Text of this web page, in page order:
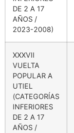
DE 2 A 17
AÑOS /
2023-2008)
XXXVII
VUELTA
POPULAR A
UTIEL
(CATEGORÍAS
INFERIORES
DE 2 A 17
AÑOS /